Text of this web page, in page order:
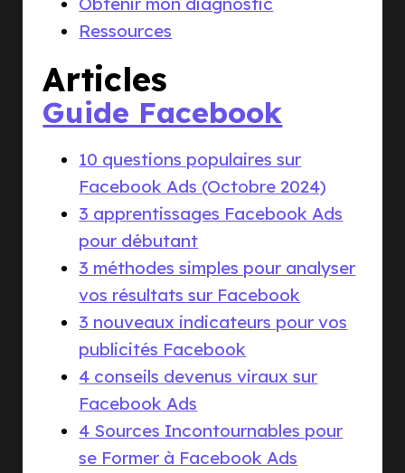
Ressources
Articles
Guide Facebook
10 questions populaires sur
Facebook Ads (Octobre 2024)
3 apprentissages Facebook Ads
pour débutant
3 méthodes simples pour analyser
vos résultats sur Facebook
3 nouveaux indicateurs pour vos
publicités Facebook
4 conseils devenus viraux sur
Facebook Ads
4 Sources Incontournables pour
se Former à Facebook Ads